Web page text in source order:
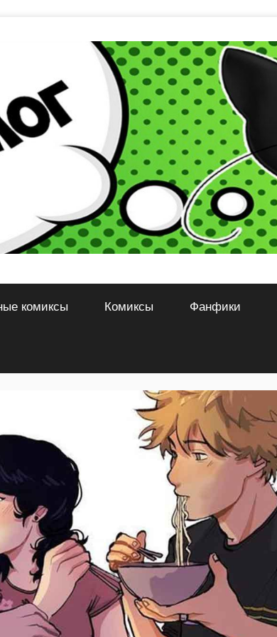
комиксы Комиксы Фанфики